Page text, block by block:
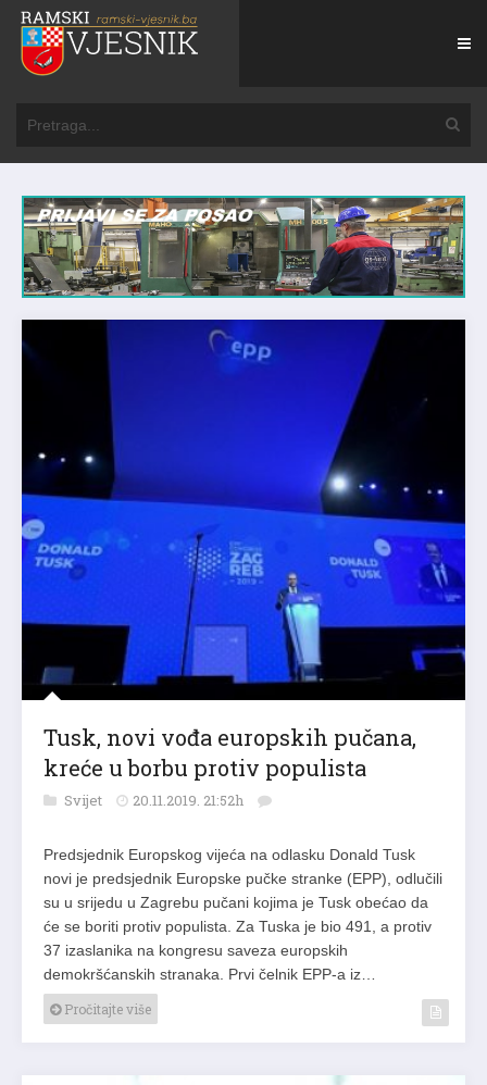
Tusk, novi vođa europskih pučana,
kreće u borbu protiv populista
Svijet 20.11.2019. 21:52h
Predsjednik Europskog vijeća na odlasku Donald Tusk
novi je predsjednik Europske pučke stranke (EPP), odlučili
su u srijedu u Zagrebu pučani kojima je Tusk obećao da
će se boriti protiv populista. Za Tuska je bio 491, a protiv
37 izaslanika na kongresu saveza europskih
demokršćanskih stranaka. Prvi čelnik EPP-a iz…
Pročitajte više